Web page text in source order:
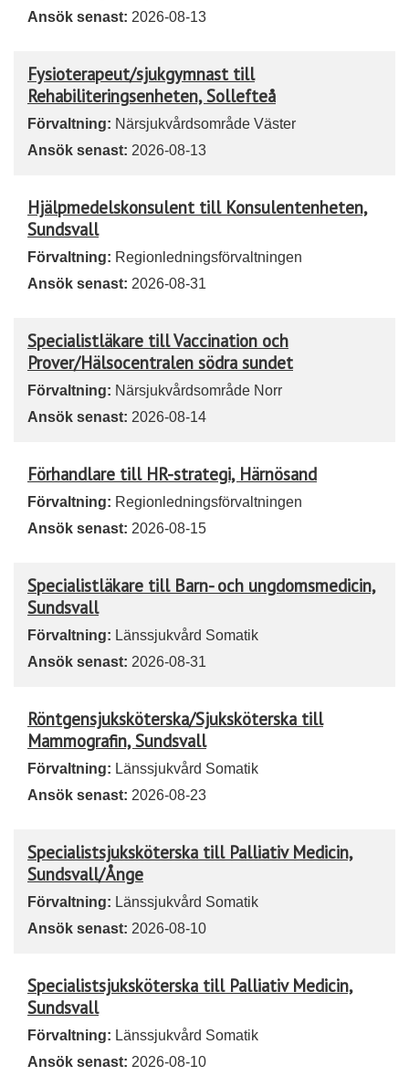
Ansök senast: 2026-08-13
Fysioterapeut/sjukgymnast till
Rehabiliteringsenheten, Sollefteå
Förvaltning: Närsjukvårdsområde Väster
Ansök senast: 2026-08-13
Hjälpmedelskonsulent till Konsulentenheten,
Sundsvall
Förvaltning: Regionledningsförvaltningen
Ansök senast: 2026-08-31
Specialistläkare till Vaccination och
Prover/Hälsocentralen södra sundet
Förvaltning: Närsjukvårdsområde Norr
Ansök senast: 2026-08-14
Förhandlare till HR-strategi, Härnösand
Förvaltning: Regionledningsförvaltningen
Ansök senast: 2026-08-15
Specialistläkare till Barn- och ungdomsmedicin,
Sundsvall
Förvaltning: Länssjukvård Somatik
Ansök senast: 2026-08-31
Röntgensjuksköterska/Sjuksköterska till
Mammografin, Sundsvall
Förvaltning: Länssjukvård Somatik
Ansök senast: 2026-08-23
Specialistsjuksköterska till Palliativ Medicin,
Sundsvall/Ånge
Förvaltning: Länssjukvård Somatik
Ansök senast: 2026-08-10
Specialistsjuksköterska till Palliativ Medicin,
Sundsvall
Förvaltning: Länssjukvård Somatik
Ansök senast: 2026-08-10